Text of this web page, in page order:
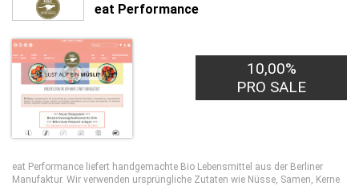
eat Performance
10,00%
PRO SALE
eat Performance liefert handgemachte Bio Lebensmittel aus der Berliner
Manufaktur. Wir verwenden ursprüngliche Zutaten wie Nüsse, Samen, Kerne